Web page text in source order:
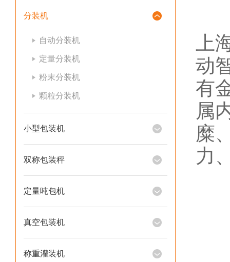
分装机
自动分装机
定量分装机
粉末分装机
颗粒分装机
小型包装机
双称包装秤
定量吨包机
真空包装机
称重灌装机
上
动
有
属
糜
力